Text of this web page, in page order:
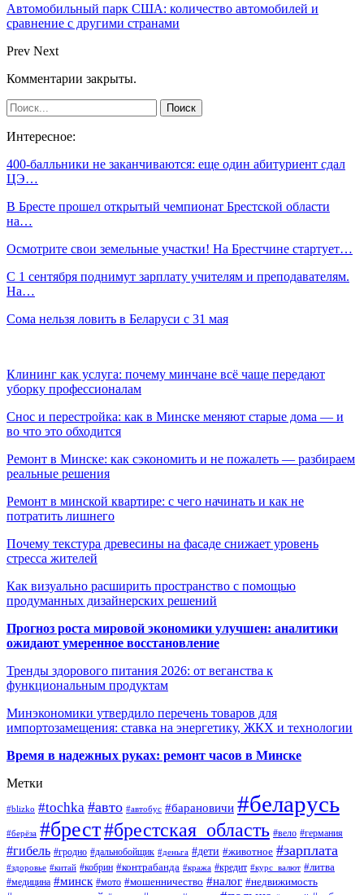
Автомобильный парк США: количество автомобилей и
сравнение с другими странами
Prev Next
Комментарии закрыты.
Интересное:
400-балльники не заканчиваются: еще один абитуриент сдал
ЦЭ…
В Бресте прошел открытый чемпионат Брестской области
на…
Осмотрите свои земельные участки! На Брестчине стартует…
С 1 сентября поднимут зарплату учителям и преподавателям.
На…
Сома нельзя ловить в Беларуси с 31 мая
Клининг как услуга: почему минчане всё чаще передают
уборку профессионалам
Снос и перестройка: как в Минске меняют старые дома — и
во что это обходится
Ремонт в Минске: как сэкономить и не пожалеть — разбираем
реальные решения
Ремонт в минской квартире: с чего начинать и как не
потратить лишнего
Почему текстура древесины на фасаде снижает уровень
стресса жителей
Как визуально расширить пространство с помощью
продуманных дизайнерских решений
Прогноз роста мировой экономики улучшен: аналитики
ожидают умеренное восстановление
Тренды здорового питания 2026: от веганства к
функциональным продуктам
Минэкономики утвердило перечень товаров для
импортозамещения: ставка на энергетику, ЖКХ и технологии
Время в надежных руках: ремонт часов в Минске
Метки
#blizko #tochka #авто #автобус #барановичи #беларусь
#берёза #брест#брестская_область #вело #германия
#гибель #гродно #дальнобойщик #деньга #дети #животное #зарплата
#здоровье #китай #кобрин #контрабанда #кража #кредит #курс_валют #литва
#медицина #минск #мото #мошенничество #налог #недвижимость